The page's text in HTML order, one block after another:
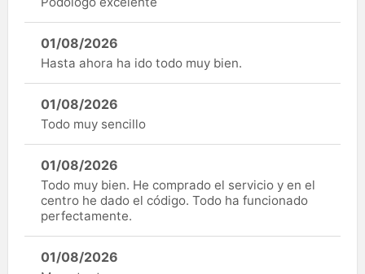
01/08/2026
Hasta ahora ha ido todo muy bien.
01/08/2026
Todo muy sencillo
01/08/2026
Todo muy bien. He comprado el servicio y en el
centro he dado el código. Todo ha funcionado
perfectamente.
01/08/2026